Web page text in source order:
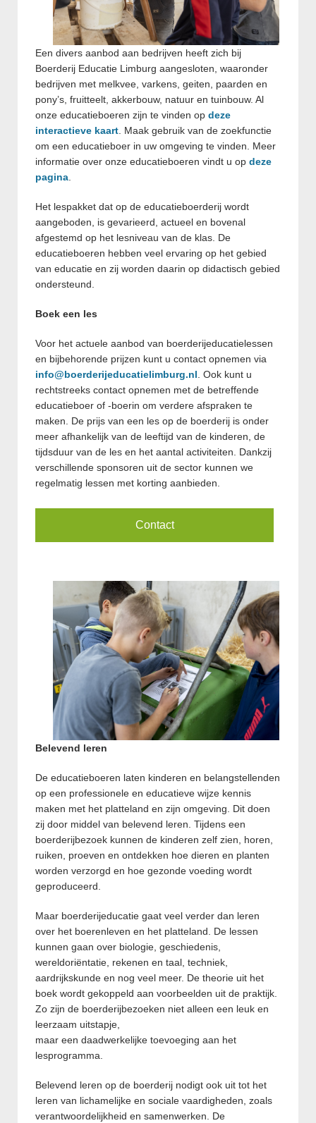
Een divers aanbod aan bedrijven heeft zich bij
Boerderij Educatie Limburg aangesloten, waaronder
bedrijven met melkvee, varkens, geiten, paarden en
pony’s, fruitteelt, akkerbouw, natuur en tuinbouw. Al
onze educatieboeren zijn te vinden op deze
interactieve kaart . Maak gebruik van de zoekfunctie
om een educatieboer in uw omgeving te vinden. Meer
informatie over onze educatieboeren vindt u op deze
pagina
Het lespakket dat op de educatieboerderij wordt
aangeboden, is gevarieerd, actueel en bovenal
afgestemd op het lesniveau van de klas. De
educatieboeren hebben veel ervaring op het gebied
van educatie en zij worden daarin op didactisch gebied
ondersteund.
Boek een les
Voor het actuele aanbod van boerderijeducatielessen
en bijbehorende prijzen kunt u contact opnemen via
info@boerderijeducatielimburg.nl . Ook kunt u
rechtstreeks contact opnemen met de betreffende
educatieboer of -boerin om verdere afspraken te
maken. De prijs van een les op de boerderij is onder
meer afhankelijk van de leeftijd van de kinderen, de
tijdsduur van de les en het aantal activiteiten. Dankzij
verschillende sponsoren uit de sector kunnen we
regelmatig lessen met korting aanbieden.
Contact
Belevend leren
De educatieboeren laten kinderen en belangstellenden
op een professionele en educatieve wijze kennis
maken met het platteland en zijn omgeving. Dit doen
zij door middel van belevend leren. Tijdens een
boerderijbezoek kunnen de kinderen zelf zien, horen,
ruiken, proeven en ontdekken hoe dieren en planten
worden verzorgd en hoe gezonde voeding wordt
geproduceerd.
Maar boerderijeducatie gaat veel verder dan leren
over het boerenleven en het platteland. De lessen
kunnen gaan over biologie, geschiedenis,
wereldoriëntatie, rekenen en taal, techniek,
aardrijkskunde en nog veel meer. De theorie uit het
boek wordt gekoppeld aan voorbeelden uit de praktijk.
Zo zijn de boerderijbezoeken niet alleen een leuk en
leerzaam uitstapje,
maar een daadwerkelijke toevoeging aan het
lesprogramma.
Belevend leren op de boerderij nodigt ook uit tot het
leren van lichamelijke en sociale vaardigheden, zoals
verantwoordelijkheid en samenwerken. De